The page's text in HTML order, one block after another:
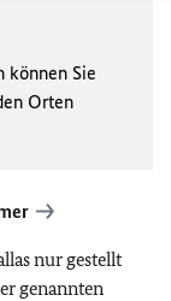
können Sie
Orten
nur gestellt
genannten